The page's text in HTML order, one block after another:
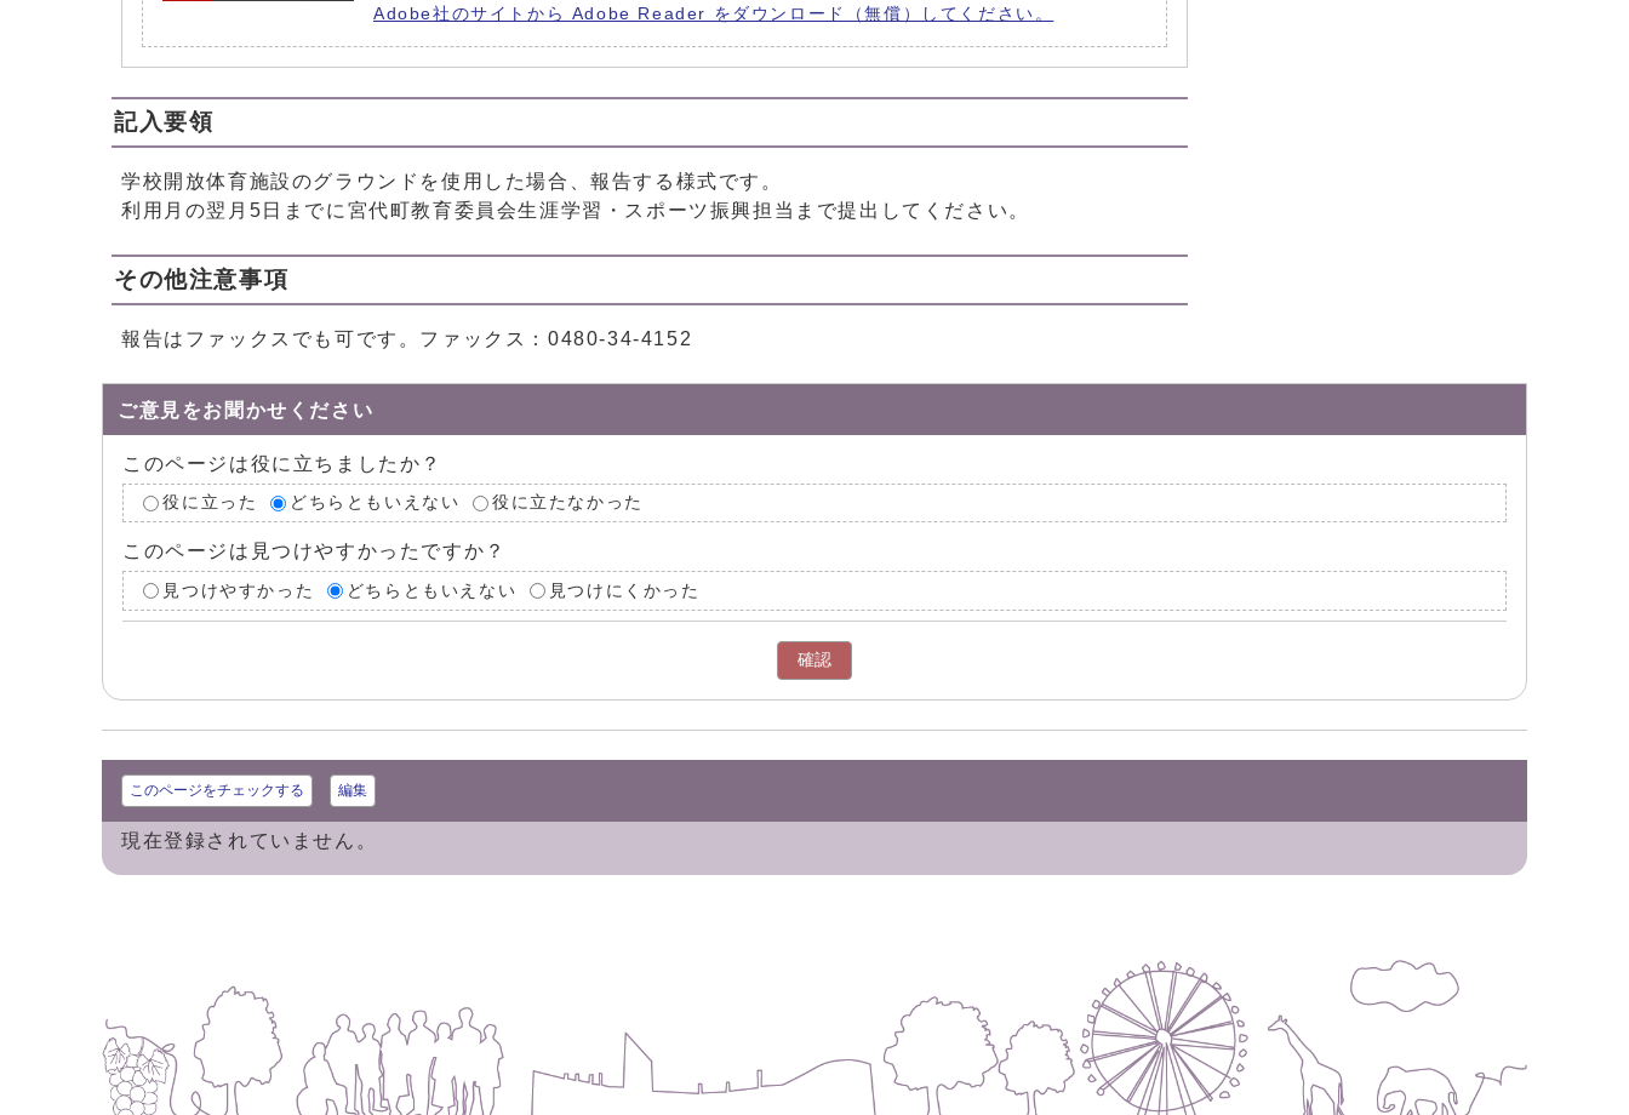
Adobe社のサイトから Adobe Reader をダウンロード（無償）してください。
記入要領
学校開放体育施設のグラウンドを使用した場合、報告する様式です。
利用月の翌月5日までに宮代町教育委員会生涯学習・スポーツ振興担当まで提出してください。
その他注意事項
報告はファックスでも可です。ファックス：0480-34-4152
ご意見をお聞かせください
このページは役に立ちましたか？
役に立った どちらともいえない 役に立たなかった
このページは見つけやすかったですか？
見つけやすかった どちらともいえない 見つけにくかった
確認
このページをチェックする 編集
現在登録されていません。